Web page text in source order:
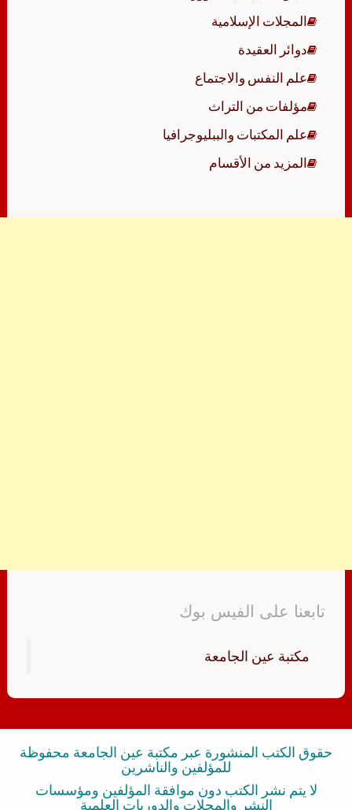
المجلات الإسلامية
دوائر العقيدة
علم النفس والاجتماع
مؤلفات من التراث
علم المكتبات والببليوجرافيا
المزيد من الأقسام
تابعنا على الفيس بوك
‏مكتبة عين الجامعة‏
حقوق الكتب المنشورة عبر مكتبة عين الجامعة محفوظة
للمؤلفين والناشرين
لا يتم نشر الكتب دون موافقة المؤلفين ومؤسسات
النشر والمجلات والدوريات العلمية